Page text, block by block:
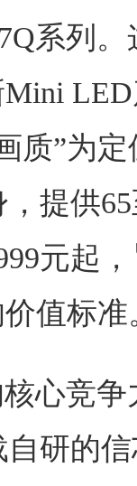
系列。
质”为
提供
元起
值标准
心竞争
研的